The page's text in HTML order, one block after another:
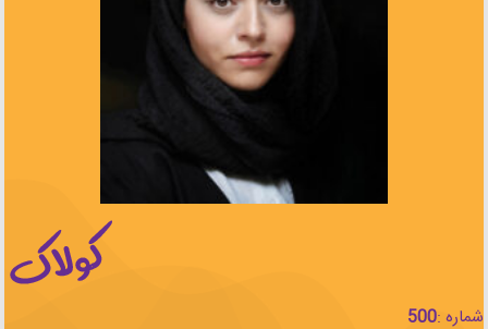
شماره :500